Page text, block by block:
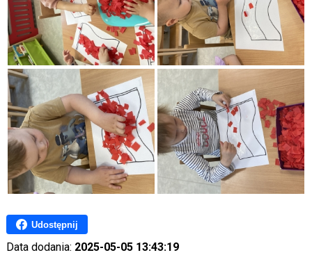
Udostępnij
Data dodania: 2025-05-05 13:43:19